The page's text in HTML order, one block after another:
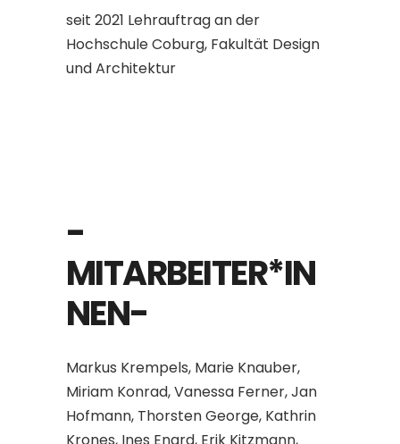
seit 2021 Lehrauftrag an der
Hochschule Coburg, Fakultät Design
und Architektur
-
MITARBEITER*IN
NEN-
Markus Krempels, Marie Knauber,
Miriam Konrad, Vanessa Ferner, Jan
Hofmann, Thorsten George, Kathrin